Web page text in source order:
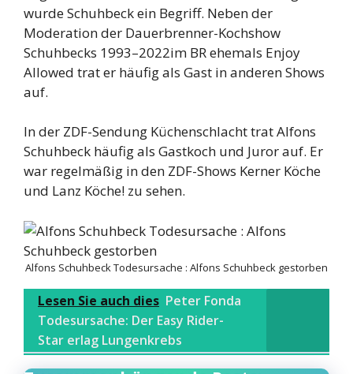
wurde Schuhbeck ein Begriff. Neben der
Moderation der Dauerbrenner-Kochshow
Schuhbecks 1993–2022im BR ehemals Enjoy
Allowed trat er häufig als Gast in anderen Shows
auf.
In der ZDF-Sendung Küchenschlacht trat Alfons
Schuhbeck häufig als Gastkoch und Juror auf. Er
war regelmäßig in den ZDF-Shows Kerner Köche
und Lanz Köche! zu sehen.
Alfons Schuhbeck Todesursache : Alfons Schuhbeck gestorben
Lesen Sie auch dies Peter Fonda
Todesursache: Der Easy Rider-
Star erlag Lungenkrebs